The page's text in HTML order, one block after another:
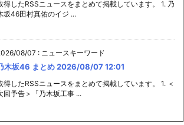
得したRSSニュースをまとめて掲載しています。 1. 乃
坂46田村真佑のイジ ...
08/07 : ニュースキーワード
木坂46 まとめ 2026/08/07 12:01
得したRSSニュースをまとめて掲載しています。 1. ＜
回予告＞「乃木坂工事 ...